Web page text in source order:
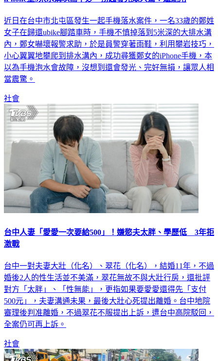
近日在台中市北屯區發生一起手機落水案件，一名33歲的鄭姓
女子在歸還ubike腳踏車時，手機不慎掉落到5米深的大排水溝
內，鄭女嚇壞報警求助，於是員警穿著雨鞋，利用攀岩技巧，
小心翼翼地攀爬到排水溝內，成功尋獲鄭女的iPhone手機，本
以為手機泡水會故障，沒想到還會發光、完好無損，讓眾人相
社會
台中人妻「愛愛一次要給500」！嫌慾夫太胖、學歷低 3年拒
台中一對夫妻大壯（化名）、翠花（化名），結婚11年，不過
婚後2人的性生活並不美滿，翠花無故不與大壯行房，還批評
對方「太胖」、「性無能」，更指如果要愛愛還得先「支付
500元」，夫妻溝通未果，最後大壯心死提出離婚。台中地院
審理後判准離婚，不過翠花不服提出上訴，遭台中高院駁回，
社會